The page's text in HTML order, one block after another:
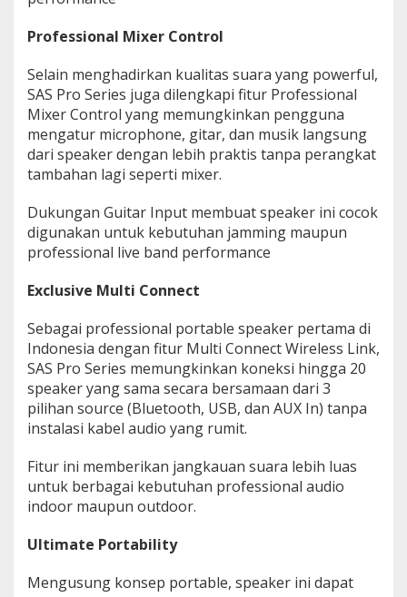
Professional Mixer Control
Selain menghadirkan kualitas suara yang powerful,
SAS Pro Series juga dilengkapi fitur Professional
Mixer Control yang memungkinkan pengguna
mengatur microphone, gitar, dan musik langsung
dari speaker dengan lebih praktis tanpa perangkat
tambahan lagi seperti mixer.
Dukungan Guitar Input membuat speaker ini cocok
digunakan untuk kebutuhan jamming maupun
professional live band performance
Exclusive Multi Connect
Sebagai professional portable speaker pertama di
Indonesia dengan fitur Multi Connect Wireless Link,
SAS Pro Series memungkinkan koneksi hingga 20
speaker yang sama secara bersamaan dari 3
pilihan source (Bluetooth, USB, dan AUX In) tanpa
instalasi kabel audio yang rumit.
Fitur ini memberikan jangkauan suara lebih luas
untuk berbagai kebutuhan professional audio
indoor maupun outdoor.
Ultimate Portability
Mengusung konsep portable, speaker ini dapat